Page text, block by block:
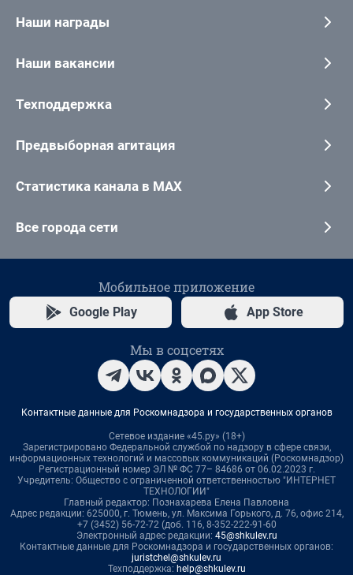
Наши награды
Наши вакансии
Техподдержка
Предвыборная агитация
Статистика канала в MAX
Все города сети
Мобильное приложение
Google Play App Store
Мы в соцсетях
Контактные данные для Роскомнадзора и государственных органов
Сетевое издание «45.ру» (18+)
Зарегистрировано Федеральной службой по надзору в сфере связи,
информационных технологий и массовых коммуникаций (Роскомнадзор)
Регистрационный номер ЭЛ № ФС 77– 84686 от 06.02.2023 г.
Учредитель: Общество с ограниченной ответственностью "ИНТЕРНЕТ
ТЕХНОЛОГИИ"
Главный редактор: Познахарева Елена Павловна
Адрес редакции: 625000, г. Тюмень, ул. Максима Горького, д. 76, офис 214,
+7 (3452) 56-72-72 (доб. 116, 8-352-222-91-60
Электронный адрес редакции: 45@shkulev.ru
Контактные данные для Роскомнадзора и государственных органов:
juristchel@shkulev.ru
Техподдержка: help@shkulev.ru